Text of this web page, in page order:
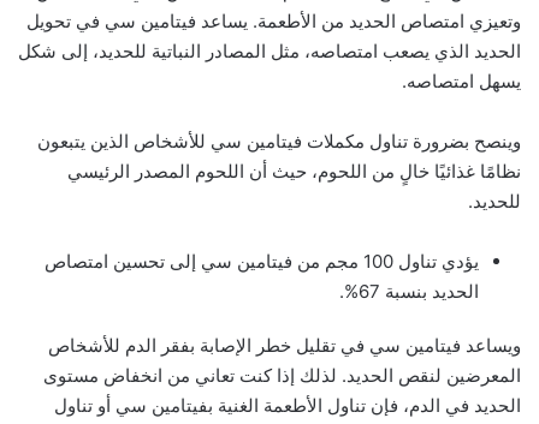
وتعيزي امتصاص الحديد من الأطعمة. يساعد فيتامين سي في تحويل
الحديد الذي يصعب امتصاصه، مثل المصادر النباتية للحديد، إلى شكل
يسهل امتصاصه.
وينصح بضرورة تناول مكملات فيتامين سي للأشخاص الذين يتبعون
نظامًا غذائيًا خالٍ من اللحوم، حيث أن اللحوم المصدر الرئيسي
للحديد.
يؤدي تناول 100 مجم من فيتامين سي إلى تحسين امتصاص
الحديد بنسبة 67%.
ويساعد فيتامين سي في تقليل خطر الإصابة بفقر الدم للأشخاص
المعرضين لنقص الحديد. لذلك إذا كنت تعاني من انخفاض مستوى
الحديد في الدم، فإن تناول الأطعمة الغنية بفيتامين سي أو تناول